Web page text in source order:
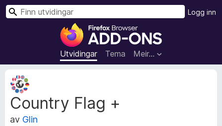
N
e
t
t
a
Utvidingar Tema Meir…
Logg inn
S
Country Flag +
av Glin
M
e
t
a
d